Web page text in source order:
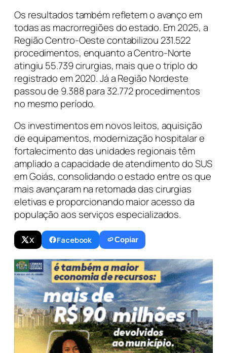
X Facebook Copiar
Os resultados também refletem o avanço em
todas as macrorregiões do estado. Em 2025, a
Região Centro-Oeste contabilizou 231.522
procedimentos, enquanto a Centro-Norte
atingiu 55.739 cirurgias, mais que o triplo do
registrado em 2020. Já a Região Nordeste
passou de 9.388 para 32.772 procedimentos
no mesmo período.
Os investimentos em novos leitos, aquisição
de equipamentos, modernização hospitalar e
fortalecimento das unidades regionais têm
ampliado a capacidade de atendimento do SUS
em Goiás, consolidando o estado entre os que
mais avançaram na retomada das cirurgias
eletivas e proporcionando maior acesso da
população aos serviços especializados.